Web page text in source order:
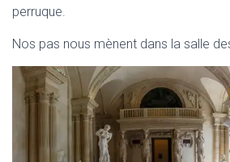
perruque.
Nos pas nous mènent dans la salle